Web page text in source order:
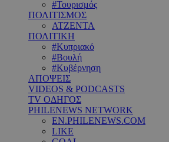
#Τουρισμός
ΠΟΛΙΤΙΣΜΟΣ
ΑΤΖΕΝΤΑ
ΠΟΛΙΤΙΚΗ
#Κυπριακό
#Βουλή
#Κυβέρνηση
ΑΠΟΨΕΙΣ
VIDEOS & PODCASTS
TV ΟΔΗΓΟΣ
PHILENEWS NETWORK
EN.PHILENEWS.COM
LIKE